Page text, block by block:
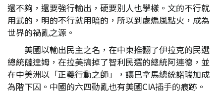
還不夠，還要強行輸出，硬要別人也學樣。文的不行就
用武的，明的不行就用暗的，所以到處煽風點火，成為
世界的禍亂之源。
美國以輸出民主之名，在中東推翻了伊拉克的民選
總統薩達姆，在拉美搞掉了智利民選的總統阿連德，並
在中美洲以「正義行動之師」，讓巴拿馬總統諾瑞加成
為階下囚。中國的六四動亂也有美國CIA插手的痕跡。